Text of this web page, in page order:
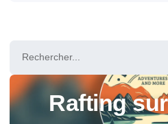
Rafting